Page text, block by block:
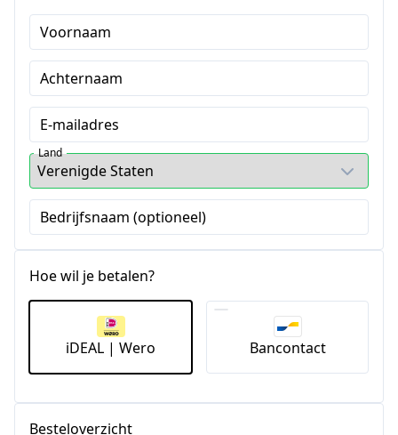
Voornaam
Achternaam
E-mailadres
Land
Bedrijfsnaam (optioneel)
Hoe wil je betalen?
iDEAL | Wero Bancontact
Besteloverzicht